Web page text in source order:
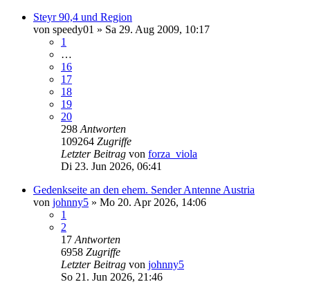
Steyr 90,4 und Region
von speedy01 » Sa 29. Aug 2009, 10:17
1
…
16
17
18
19
20
298 Antworten
109264 Zugriffe
Letzter Beitrag von forza_viola
Di 23. Jun 2026, 06:41
Gedenkseite an den ehem. Sender Antenne Austria
von johnny5 » Mo 20. Apr 2026, 14:06
1
2
17 Antworten
6958 Zugriffe
Letzter Beitrag von johnny5
So 21. Jun 2026, 21:46